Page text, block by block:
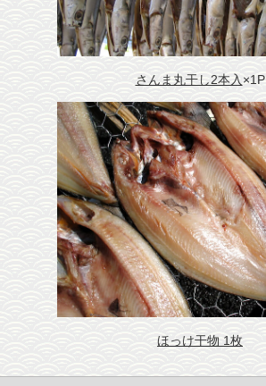
さんま丸干し2本入 ×1P
ほっけ干物 1枚